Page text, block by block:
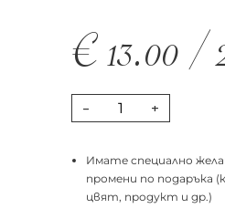
€13.00/
- +
Имате специално
промени по подаръка
цвят, продукт и др.)